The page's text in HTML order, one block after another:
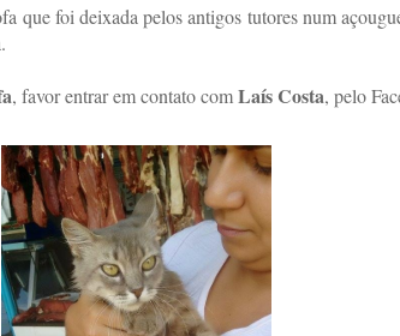
que foi deixada pelos antigos tutores num
, favor entrar em contato comLaís Costa, pelo